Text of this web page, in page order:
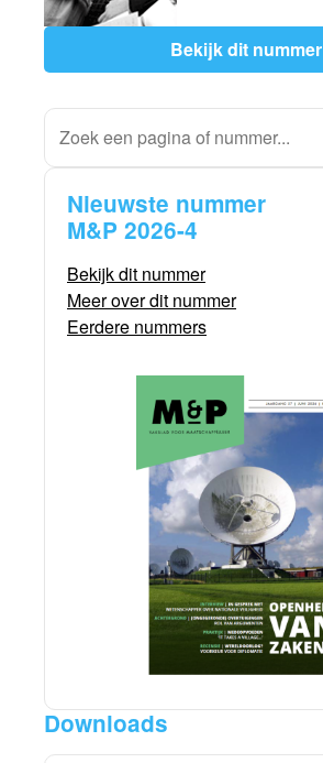
Bekijk dit nummer
Nieuwste nummer
M&P 2026-4
Bekijk dit nummer
Meer over dit nummer
Eerdere nummers
Downloads